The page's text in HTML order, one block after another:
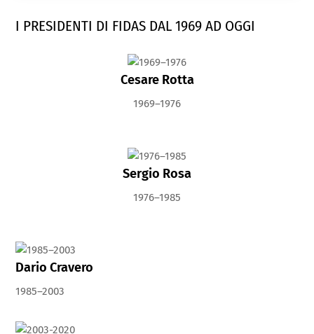
I PRESIDENTI DI FIDAS DAL 1969 AD OGGI
Cesare Rotta
1969–1976
Sergio Rosa
1976–1985
Dario Cravero
1985–2003